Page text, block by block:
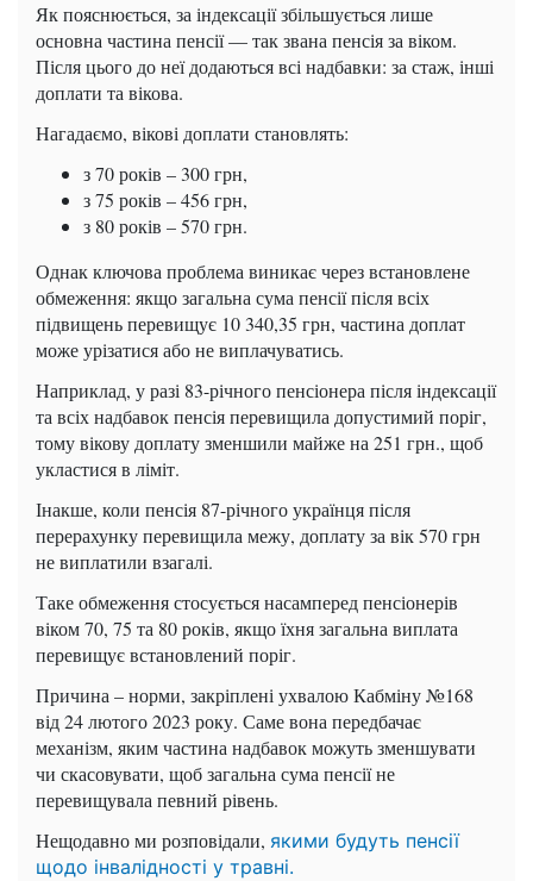
Як пояснюється, за індексації збільшується лише
основна частина пенсії — так звана пенсія за віком.
Після цього до неї додаються всі надбавки: за стаж, інші
доплати та вікова.
Нагадаємо, вікові доплати становлять:
з 70 років – 300 грн,
з 75 років – 456 грн,
з 80 років – 570 грн.
Однак ключова проблема виникає через встановлене
обмеження: якщо загальна сума пенсії після всіх
підвищень перевищує 10 340,35 грн, частина доплат
може урізатися або не виплачуватись.
Наприклад, у разі 83-річного пенсіонера після індексації
та всіх надбавок пенсія перевищила допустимий поріг,
тому вікову доплату зменшили майже на 251 грн., щоб
укластися в ліміт.
Інакше, коли пенсія 87-річного українця після
перерахунку перевищила межу, доплату за вік 570 грн
не виплатили взагалі.
Таке обмеження стосується насамперед пенсіонерів
віком 70, 75 та 80 років, якщо їхня загальна виплата
перевищує встановлений поріг.
Причина – норми, закріплені ухвалою Кабміну №168
від 24 лютого 2023 року. Саме вона передбачає
механізм, яким частина надбавок можуть зменшувати
чи скасовувати, щоб загальна сума пенсії не
перевищувала певний рівень.
Нещодавно ми розповідали, якими будуть пенсії
щодо інвалідності у травні.